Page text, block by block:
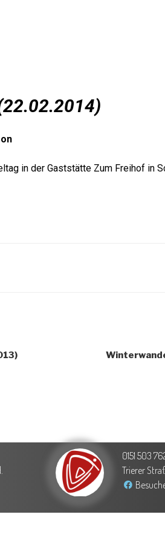
in der Gaststätte Zum Freihof in
0151 503
Trierer